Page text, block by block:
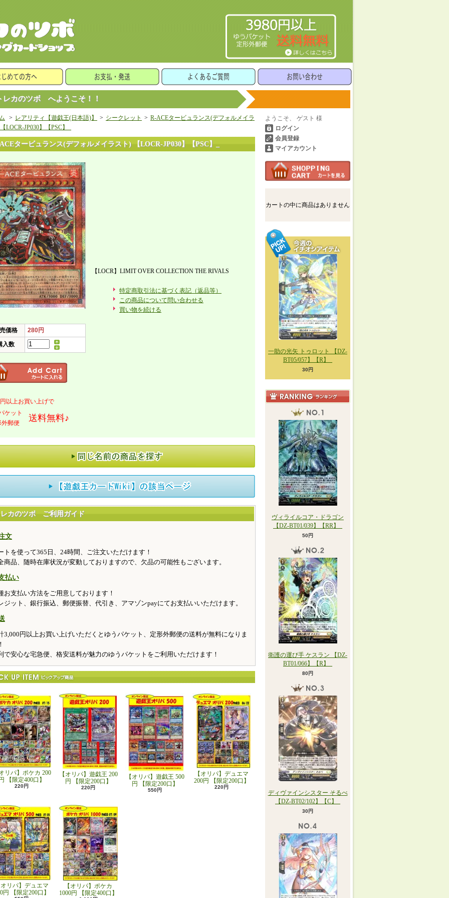
カのツボ へようこそ！！
> レアリティ【遊戯王(日本語)】 > シークレット > R-ACEタービュランス(デフォルメイラ
LOCR-JP030】【PSC】_
タービュランス(デフォルメイラスト) 【LOCR-JP030】【PSC】_
価格
280円
入数
以上お買い上げで
ケット
外郵便
送料無料♪
【LOCR】LIMIT OVER COLLECTION THE RIVALS
特定商取引法に基づく表記（返品等）
この商品について問い合わせる
買い物を続ける
カのツボ ご利用ガイド
文
トを使って365日、24時間、ご注文いただけます！
品、随時在庫状況が変動しておりますので、欠品の可能性もございます。
払い
お支払い方法をご用意しております！
ジット、銀行振込、郵便振替、代引き、アマゾンpayにてお支払いいただけます。
3,000円以上お買い上げいただくとゆうパケット、定形外郵便の送料が無料になりま
で安心な宅急便、格安送料が魅力のゆうパケットをご利用いただけます！
リパ】ポケカ 200
【限定400口】
220円
【オリパ】遊戯王 200
円 【限定200口】
220円
【オリパ】遊戯王 500
円 【限定200口】
550円
【オリパ】デュエマ
200円 【限定200口】
220円
リパ】デュエマ
円 【限定200口】
【オリパ】ポケカ
1000円 【限定400口】
ようこそ、 ゲスト 様
ログイン
会員登録
マイアカウント
カートの中に商品はありません
一助の光矢 トゥロット 【DZ-
BT05/057】【R】_
30円
ヴィライルコア・ドラゴン
【DZ-BT01/039】【RR】_
50円
衛護の運び手 ケスラン 【DZ-
BT01/066】【R】_
80円
ディヴァインシスター そるべ
【DZ-BT02/102】【C】_
30円